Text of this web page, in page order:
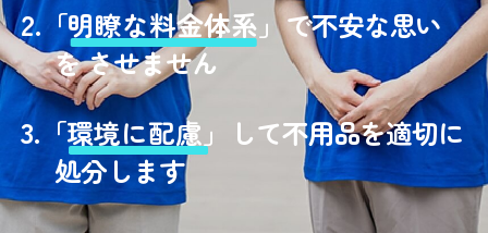
2.「明瞭な料金体系」で不安な思い
を させません
3. 「環境に配慮」
して不用品を適切に
処分します